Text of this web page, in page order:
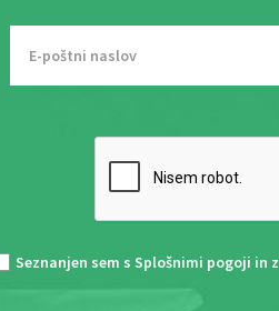
Seznanjen sem s Splošnimi pogoji in z